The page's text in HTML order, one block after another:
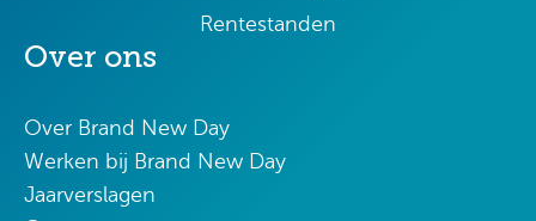
Rentestanden
Over ons
Over Brand New Day
Werken bij Brand New Day
Jaarverslagen